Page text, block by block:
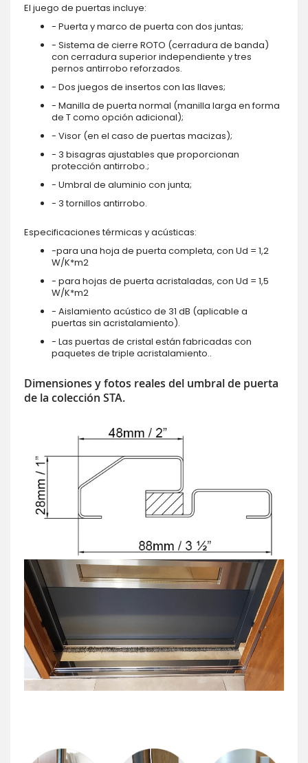
El juego de puertas incluye:
- Puerta y marco de puerta con dos juntas;
- Sistema de cierre ROTO (cerradura de banda)
con cerradura superior independiente y tres
pernos antirrobo reforzados.
- Dos juegos de insertos con las llaves;
- Manilla de puerta normal (manilla larga en forma
de T como opción adicional);
- Visor (en el caso de puertas macizas);
- 3 bisagras ajustables que proporcionan
protección antirrobo.;
- Umbral de aluminio con junta;
- 3 tornillos antirrobo.
Especificaciones térmicas y acústicas:
-para una hoja de puerta completa, con Ud = 1,2
W/K*m2
- para hojas de puerta acristaladas, con Ud = 1,5
W/K*m2
- Aislamiento acústico de 31 dB (aplicable a
puertas sin acristalamiento).
- Las puertas de cristal están fabricadas con
paquetes de triple acristalamiento..
Dimensiones y fotos reales del umbral de puerta
de la colección STA.